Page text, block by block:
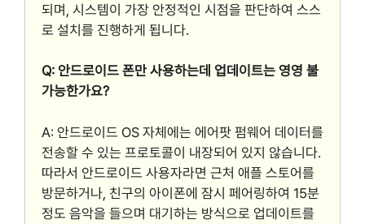
되며, 시스템이 가장 안정적인 시점을 판단하여 스스
로 설치를 진행하게 됩니다.
Q: 안드로이드 폰만 사용하는데 업데이트는 영영 불
가능한가요?
A: 안드로이드 OS 자체에는 에어팟 펌웨어 데이터를
전송할 수 있는 프로토콜이 내장되어 있지 않습니다.
따라서 안드로이드 사용자라면 근처 애플 스토어를
방문하거나, 친구의 아이폰에 잠시 페어링하여 15분
정도 음악을 들으며 대기하는 방식으로 업데이트를